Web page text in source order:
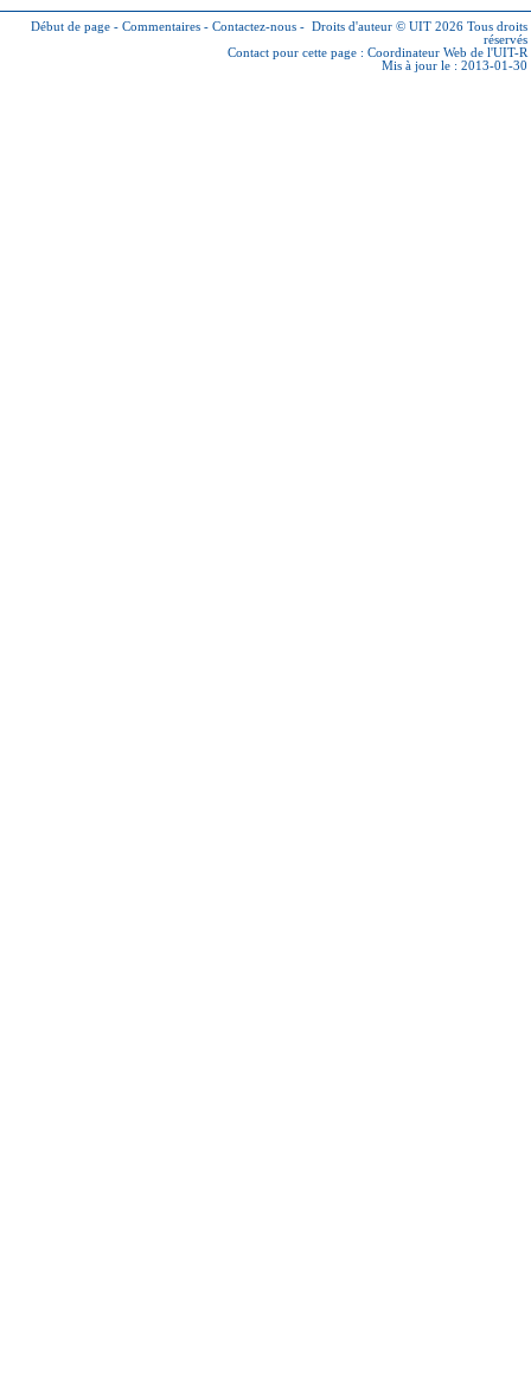
Début de page - Commentaires - Contactez-nous - Droits d'auteur © UIT 2026 Tous droits
réservés
Contact pour cette page : Coordinateur Web de l'UIT-R
Mis à jour le : 2013-01-30